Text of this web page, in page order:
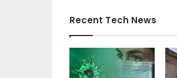
Recent Tech News